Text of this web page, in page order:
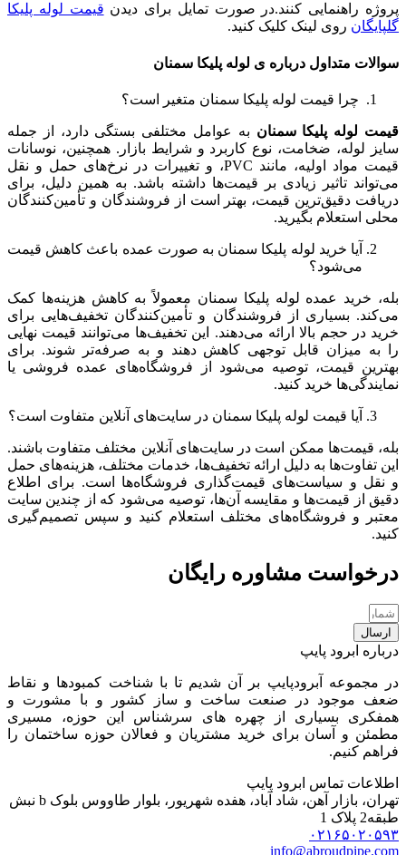
پروژه راهنمایی کنند.در صورت تمایل برای دیدن قیمت لوله پلیکا
گلپایگان روی لینک کلیک کنید.
سوالات متداول درباره ی لوله پلیکا سمنان
چرا قیمت لوله پلیکا سمنان متغیر است؟
قیمت لوله پلیکا سمنان به عوامل مختلفی بستگی دارد، از جمله
سایز لوله، ضخامت، نوع کاربرد و شرایط بازار. همچنین، نوسانات
قیمت مواد اولیه، مانند PVC، و تغییرات در نرخ‌های حمل و نقل
می‌تواند تاثیر زیادی بر قیمت‌ها داشته باشد. به همین دلیل، برای
دریافت دقیق‌ترین قیمت، بهتر است از فروشندگان و تأمین‌کنندگان
محلی استعلام بگیرید.
آیا خرید لوله پلیکا سمنان به صورت عمده باعث کاهش قیمت
می‌شود؟
بله، خرید عمده لوله پلیکا سمنان معمولاً به کاهش هزینه‌ها کمک
می‌کند. بسیاری از فروشندگان و تأمین‌کنندگان تخفیف‌هایی برای
خرید در حجم بالا ارائه می‌دهند. این تخفیف‌ها می‌توانند قیمت نهایی
را به میزان قابل توجهی کاهش دهند و به صرفه‌تر شوند. برای
بهترین قیمت، توصیه می‌شود از فروشگاه‌های عمده‌ فروشی یا
نمایندگی‌ها خرید کنید.
آیا قیمت لوله پلیکا سمنان در سایت‌های آنلاین متفاوت است؟
بله، قیمت‌ها ممکن است در سایت‌های آنلاین مختلف متفاوت باشند.
این تفاوت‌ها به دلیل ارائه تخفیف‌ها، خدمات مختلف، هزینه‌های حمل
و نقل و سیاست‌های قیمت‌گذاری فروشگاه‌ها است. برای اطلاع
دقیق از قیمت‌ها و مقایسه آن‌ها، توصیه می‌شود که از چندین سایت
معتبر و فروشگاه‌های مختلف استعلام کنید و سپس تصمیم‌گیری
کنید.
درخواست مشاوره رایگان
ارسال
درباره ابرود پایپ
در مجموعه آبرودپایپ بر آن شدیم تا با شناخت کمبودها و نقاط
ضعف موجود در صنعت ساخت و ساز کشور و با مشورت و
همفکری بسیاری از چهره های سرشناس این حوزه، مسیری
مطمئن و آسان برای خرید مشتریان و فعالان حوزه ساختمان را
فراهم کنیم.
اطلاعات تماس ابرود پایپ
تهران، بازار آهن، شاد آباد، هفده شهریور، بلوار طاووس بلوک b نبش
طبقه2 پلاک 1
۰۲۱۶۵۰۲۰۵۹۳
info@abroudpipe.com